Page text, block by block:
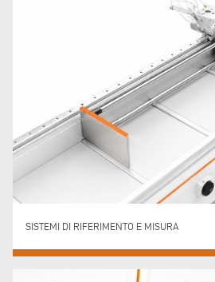
SISTEMI DI RIFERIMENTO E MISURA